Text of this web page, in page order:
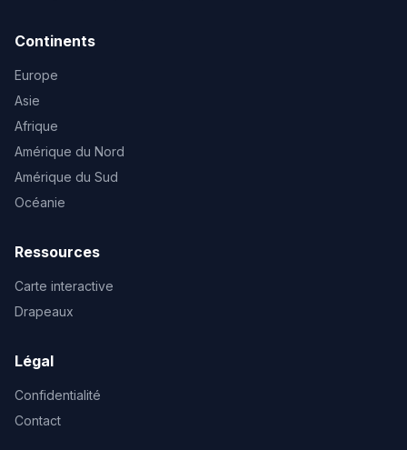
Continents
Europe
Asie
Afrique
Amérique du Nord
Amérique du Sud
Océanie
Ressources
Carte interactive
Drapeaux
Légal
Confidentialité
Contact